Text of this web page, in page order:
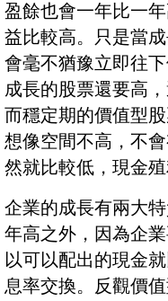
盈餘也會一年比一
益比較高。只是當
會毫不猶豫立即往
成長的股票還要高
而穩定期的價值型
想像空間不高，不
然就比較低，現金
企業的成長有兩大
年高之外，因為企
以可以配出的現金
息率交換。反觀價